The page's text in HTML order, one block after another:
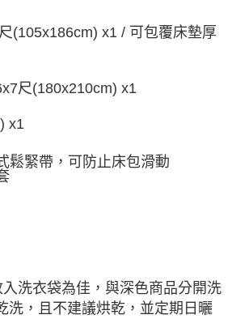
(105x186cm) x1 / 可包覆床墊厚
尺(180x210cm) x1
x1
鬆緊帶，可防止床包滑動
入洗衣袋為佳，與深色商品分開洗
洗，且不建議烘乾，並定期日曬